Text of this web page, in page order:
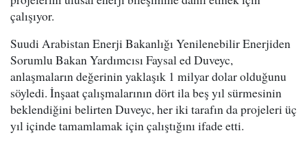
çalışıyor.
Suudi Arabistan Enerji Bakanlığı Yenilenebilir Enerjiden
Sorumlu Bakan Yardımcısı Faysal ed Duveyc,
anlaşmaların değerinin yaklaşık 1 milyar dolar olduğunu
söyledi. İnşaat çalışmalarının dört ila beş yıl sürmesinin
beklendiğini belirten Duveyc, her iki tarafın da projeleri üç
yıl içinde tamamlamak için çalıştığını ifade etti.